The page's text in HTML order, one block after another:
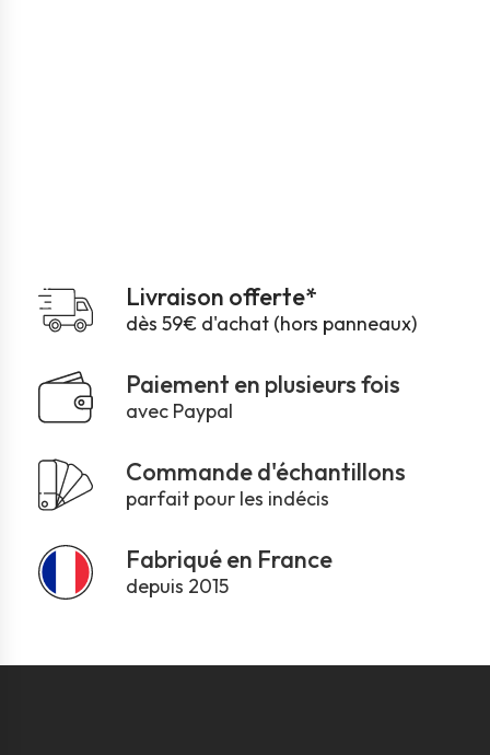
Livraison offerte*
dès 59€ d'achat (hors panneaux)
Paiement en plusieurs fois
avec Paypal
Commande d'échantillons
parfait pour les indécis
Fabriqué en France
depuis 2015